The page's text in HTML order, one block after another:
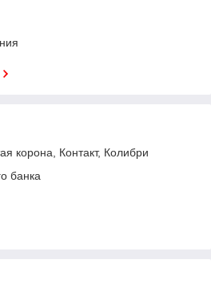
корона, Контакт, Колибри
банка